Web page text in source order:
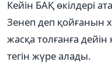
Кейін БАҚ өкілдері
Зенеп деп қойғанын
жасқа толғанға
тегін жүре алады.